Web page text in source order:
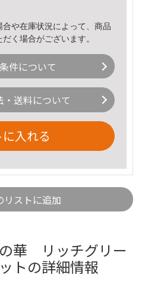
や在庫状況によって、商品
く場合がございます。
件について
・送料について
入れる
リストに追加
華 リッチグリー
トの詳細情報